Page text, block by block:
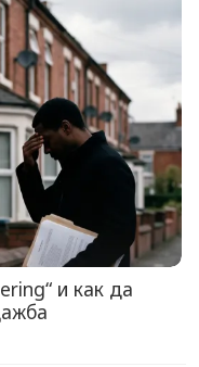
и как да